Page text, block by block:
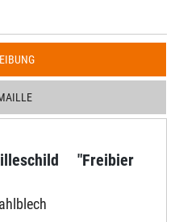
"Freibier